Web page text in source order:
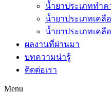
น้ำยาประเภททำ
น้ำยาประเภทเคลื
น้ำยาประเภทเคลื
ผลงานที่ผ่านมา
บทความน่ารู้
ติดต่อเรา
Menu